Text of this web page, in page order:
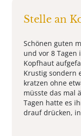
Stelle an
Schönen guten
und vor 8 Tagen
Kopfhaut
Krustig sondern
kratzen ohne
müsste das mal
Tagen hatte es
drauf drücken,